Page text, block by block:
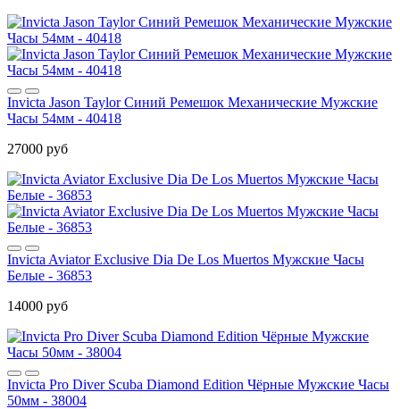
Invicta Jason Taylor Синий Ремешок Механические Мужские
Часы 54мм - 40418
27000 руб
Invicta Aviator Exclusive Dia De Los Muertos Мужские Часы
Белые - 36853
14000 руб
Invicta Pro Diver Scuba Diamond Edition Чёрные Мужские Часы
50мм - 38004